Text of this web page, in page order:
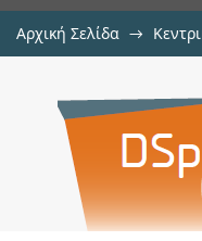
Αρχική Σελίδα →
Discussion
coupled to a